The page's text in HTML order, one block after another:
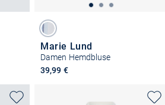
Marie Lund
Damen Hemdbluse
39,99 €